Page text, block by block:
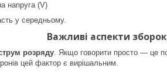
напруга (V)
у середньому.
Важливі аспекти
розряду. Якщо говорити просто — це
цей фактор є вирішальним.